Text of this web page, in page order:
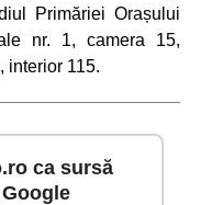
Primăriei Orașului
nr. 1, camera 15,
interior 115.
ca sursă